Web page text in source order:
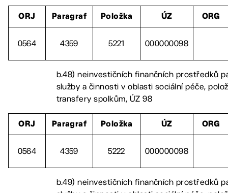
ORJ Paragraf Položka ÚZ ORG
0564 4359 5221 000000098
b.48) neinvestičních finančních prostředků
služby a činnosti v oblasti sociální péče,
transfery spolkům, ÚZ 98
ORJ Paragraf Položka ÚZ ORG
0564 4359 5222 000000098
b.49) neinvestičních finančních prostředků